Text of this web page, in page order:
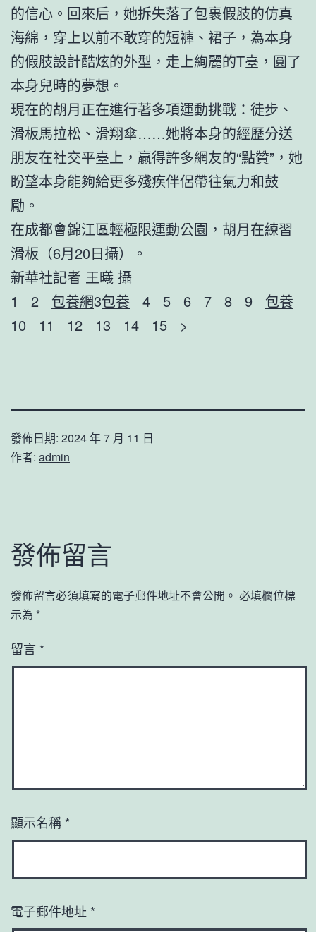
的信心。回來后，她拆失落了包裹假肢的仿真
海綿，穿上以前不敢穿的短褲、裙子，為本身
的假肢設計酷炫的外型，走上絢麗的T臺，圓了
本身兒時的夢想。
現在的胡月正在進行著多項運動挑戰：徒步、
滑板馬拉松、滑翔傘……她將本身的經歷分送
朋友在社交平臺上，贏得許多網友的“點贊”，她
盼望本身能夠給更多殘疾伴侶帶往氣力和鼓
勵。
在成都會錦江區輕極限運動公園，胡月在練習
滑板（6月20日攝）。
新華社記者 王曦 攝
1 2 包養網3包養 4 5 6 7 8 9 包養
10 11 12 13 14 15 >
發佈日期: 2024 年 7 月 11 日
作者: admin
發佈留言
發佈留言必須填寫的電子郵件地址不會公開。 必填欄位標
示為 *
留言 *
顯示名稱 *
電子郵件地址 *